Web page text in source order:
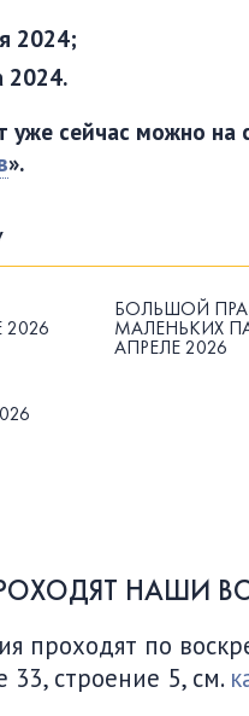
2024;
2024.
сейчас можно на
».
2026
БОЛЬШОЙ
МАЛЕНЬКИХ
АПРЕЛЕ 2026
НАШИ
проходят по
33, строение 5, см.